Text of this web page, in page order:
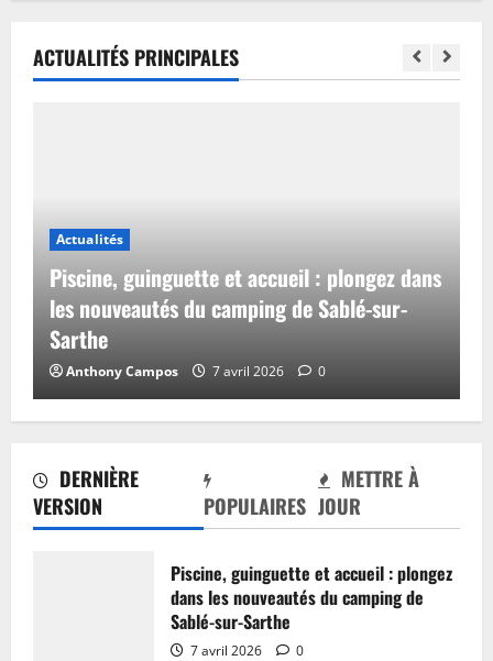
DERNIÈRE
VERSION
POPULAIRES
METTRE À
JOUR
Piscine, guinguette et accueil : plongez
dans les nouveautés du camping de
Sablé-sur-Sarthe
7 avril 2026 0
ACTUALITÉS PRINCIPALES
Actualités
Piscine, guinguette et accueil : plongez dans
les nouveautés du camping de Sablé-sur-
Sarthe
Anthony Campos 7 avril 2026 0